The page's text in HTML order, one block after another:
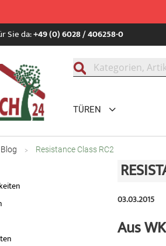
Sie da:+49 (0) 6028 / 406258-0
TÜREN
Blog Resistance Class RC2
03.03.2015
Aus